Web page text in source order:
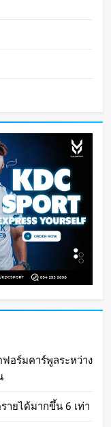
ทนต์
Stella Juva
กของโลก วิ่ง
ฟอร์มคาร์พูลระหว่าง
ายได้มากขึ้น 6 เท่า